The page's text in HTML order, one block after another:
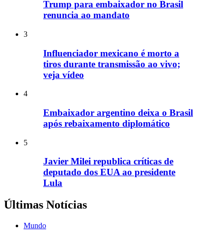
Trump para embaixador no Brasil
renuncia ao mandato
3
Influenciador mexicano é morto a
tiros durante transmissão ao vivo;
veja vídeo
4
Embaixador argentino deixa o Brasil
após rebaixamento diplomático
5
Javier Milei republica críticas de
deputado dos EUA ao presidente
Lula
Últimas Notícias
Mundo